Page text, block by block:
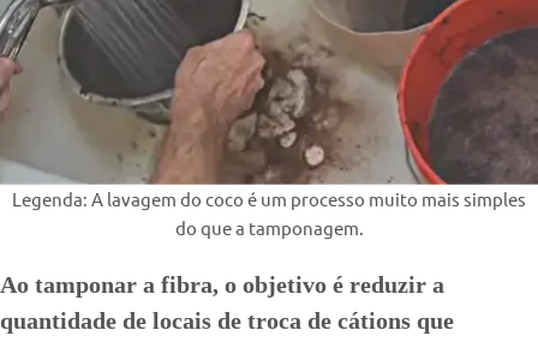
Legenda: A lavagem do coco é um processo muito mais simples
do que a tamponagem.
Ao tamponar a fibra, o objetivo é reduzir a
quantidade de locais de troca de cátions que